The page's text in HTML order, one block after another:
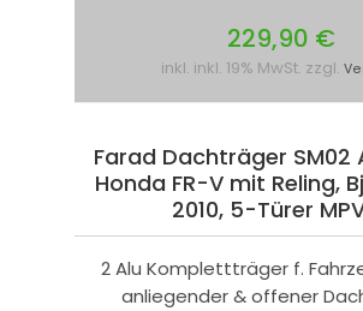
229,90 €
inkl. inkl. 19% MwSt. zzgl.
Farad Dachträger SM02
Honda FR-V mit Reling,
2010, 5-Türer
2 Alu Komplettträger f.
anliegender & offener